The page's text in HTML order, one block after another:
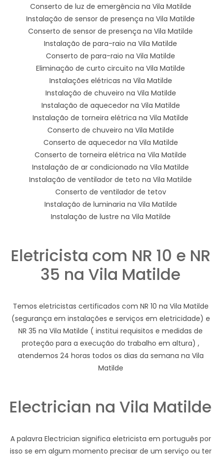
Conserto de luz de emergência na Vila Matilde
Instalação de sensor de presença na Vila Matilde
Conserto de sensor de presença na Vila Matilde
Instalação de para-raio na Vila Matilde
Conserto de para-raio na Vila Matilde
Eliminação de curto circuito na Vila Matilde
Instalações elétricas na Vila Matilde
Instalação de chuveiro na Vila Matilde
Instalação de aquecedor na Vila Matilde
Instalação de torneira elétrica na Vila Matilde
Conserto de chuveiro na Vila Matilde
Conserto de aquecedor na Vila Matilde
Conserto de torneira elétrica na Vila Matilde
Instalação de ar condicionado na Vila Matilde
Instalação de ventilador de teto na Vila Matilde
Conserto de ventilador de tetov
Instalação de luminaria na Vila Matilde
Instalação de lustre na Vila Matilde
Eletricista com NR 10 e NR
35 na Vila Matilde
Temos eletricistas certificados com NR 10 na Vila Matilde
(segurança em instalações e serviços em eletricidade) e
NR 35 na Vila Matilde ( institui requisitos e medidas de
proteção para a execução do trabalho em altura) ,
atendemos 24 horas todos os dias da semana na Vila
Matilde
Electrician na Vila Matilde
A palavra Electrician significa eletricista em português por
isso se em algum momento precisar de um serviço ou ter